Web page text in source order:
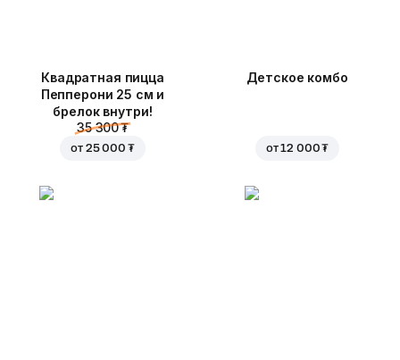
Квадратная пицца
Пепперони 25 см и
брелок внутри!
35 300 ₮
от 25 000 ₮
Детское комбо
от12 000 ₮